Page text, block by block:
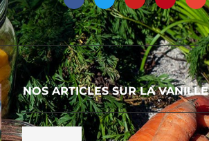
NOS ARTICLES SUR LA VANILLE